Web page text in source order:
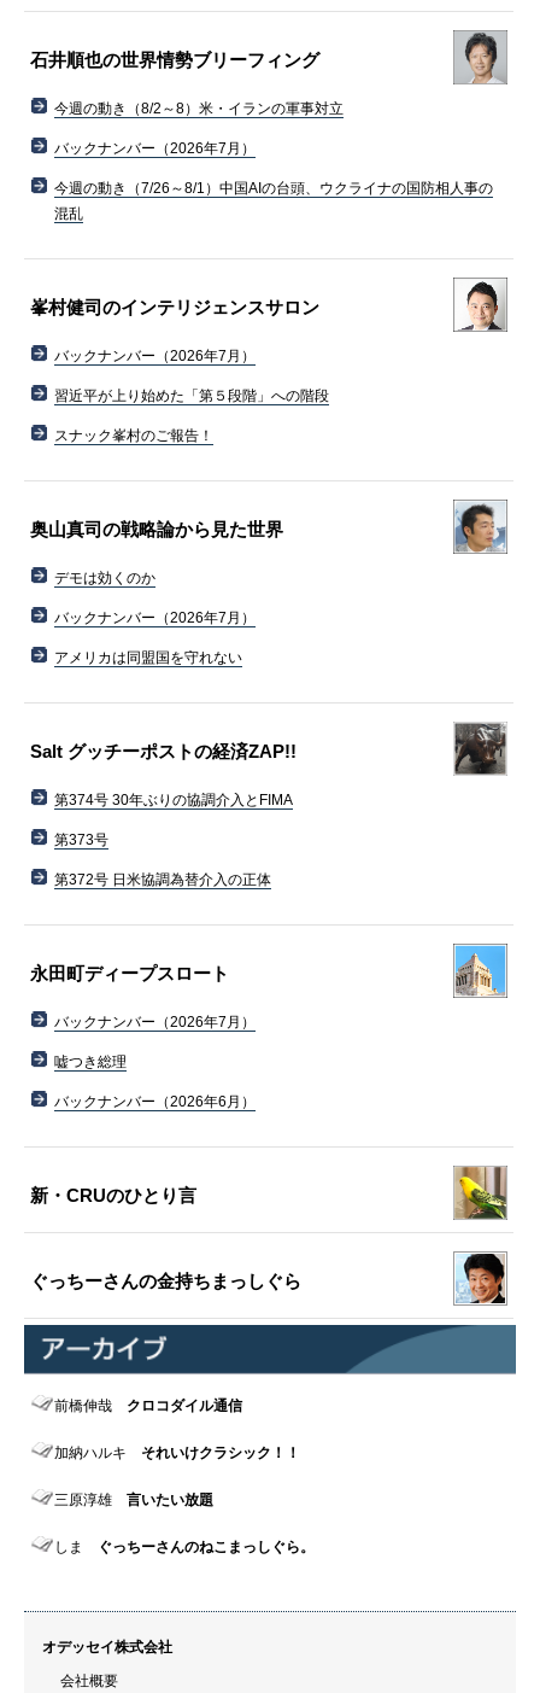
石井順也の世界情勢ブリーフィング
今週の動き（8/2～8）米・イランの軍事対立
バックナンバー（2026年7月）
今週の動き（7/26～8/1）中国AIの台頭、ウクライナの国防相人事の
混乱
峯村健司のインテリジェンスサロン
バックナンバー（2026年7月）
習近平が上り始めた「第５段階」への階段
スナック峯村のご報告！
奥山真司の戦略論から見た世界
デモは効くのか
バックナンバー（2026年7月）
アメリカは同盟国を守れない
Salt グッチーポストの経済ZAP!!
第374号 30年ぶりの協調介入とFIMA
第373号
第372号 日米協調為替介入の正体
永田町ディープスロート
バックナンバー（2026年7月）
嘘つき総理
バックナンバー（2026年6月）
新・CRUのひとり言
ぐっちーさんの金持ちまっしぐら
前橋伸哉 クロコダイル通信
加納ハルキ それいけクラシック！！
三原淳雄 言いたい放題
しま ぐっちーさんのねこまっしぐら。
オデッセイ株式会社
会社概要